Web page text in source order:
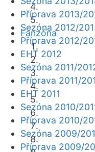
Fanzóna
Příprava 2013/
Sezóna 2012/
Příprava 2012/
EHT 2012
Sezóna 2011/
Příprava 2011/
EHT 2011
Sezóna 2010/
Příprava 2010/
Sezóna 2009/
Příprava 2009/